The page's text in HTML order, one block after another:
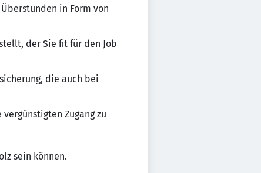
in Form von
der Sie fit für den Job
die auch bei
Zugang zu
sein können.